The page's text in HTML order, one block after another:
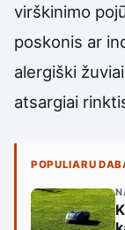
virškinimo
poskonis ar
alergiški
atsargiai
POPULIARU